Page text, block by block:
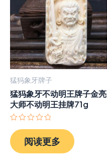
猛犸象牙牌子
猛犸象牙不动明王牌子金亮
大师不动明王挂牌71g
分
0
&sol;
阅读更多